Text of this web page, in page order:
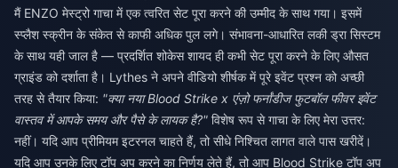
मैं ENZO मेस्ट्रो गाचा में एक त्वरित सेट पूरा करने की उम्मीद के साथ गया। इसमें
स्प्लैश स्क्रीन के संकेत से काफी अधिक पुल लगे। संभावना-आधारित लकी ड्रा सिस्टम
के साथ यही जाल है — प्रदर्शित शोकेस शायद ही कभी सेट पूरा करने के लिए औसत
ग्राइंड को दर्शाता है। Lythes ने अपने वीडियो शीर्षक में पूरे इवेंट प्रश्न को अच्छी
तरह से तैयार किया: "क्या नया Blood Strike x एंज़ो फर्नांडीज फुटबॉल फीवर इवेंट
वास्तव में आपके समय और पैसे के लायक है?" विशेष रूप से गाचा के लिए मेरा उत्तर:
नहीं। यदि आप प्रीमियम इटरनल चाहते हैं, तो सीधे निश्चित लागत वाले पास खरीदें।
यदि आप उनके लिए टॉप अप करने का निर्णय लेते हैं, तो आप Blood Strike टॉप अप